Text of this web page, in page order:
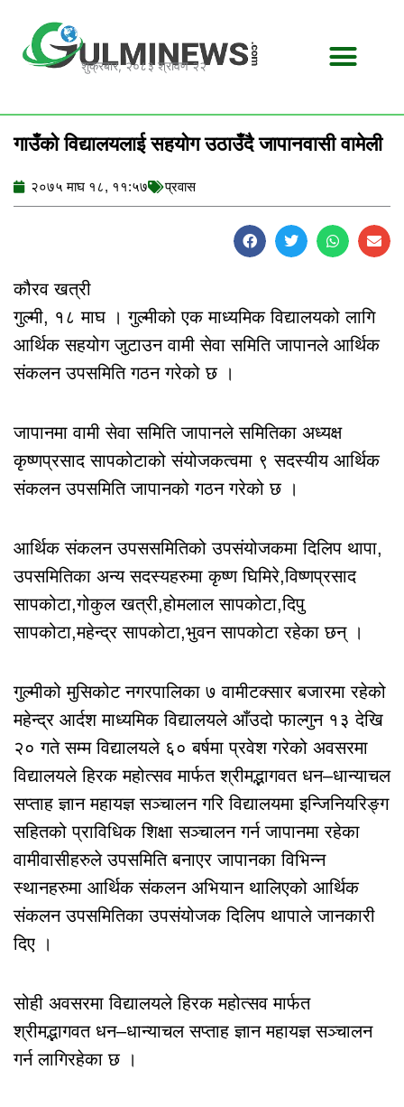
content
शुक्रबार, २०८३ श्रावण २२
गाउँको विद्यालयलाई सहयोग उठाउँदै जापानवासी वामेली
२०७५ माघ १८, ११:५७ प्रवास
कौरव खत्री
गुल्मी, १८ माघ । गुल्मीको एक माध्यमिक विद्यालयको लागि
आर्थिक सहयोग जुटाउन वामी सेवा समिति जापानले आर्थिक
संकलन उपसमिति गठन गरेको छ ।
जापानमा वामी सेवा समिति जापानले समितिका अध्यक्ष
कृष्णप्रसाद सापकोटाको संयोजकत्वमा ९ सदस्यीय आर्थिक
संकलन उपसमिति जापानको गठन गरेको छ ।
आर्थिक संकलन उपससमितिको उपसंयोजकमा दिलिप थापा,
उपसमितिका अन्य सदस्यहरुमा कृष्ण घिमिरे,विष्णप्रसाद
सापकोटा,गोकुल खत्री,होमलाल सापकोटा,दिपु
सापकोटा,महेन्द्र सापकोटा,भुवन सापकोटा रहेका छन् ।
गुल्मीको मुसिकोट नगरपालिका ७ वामीटक्सार बजारमा रहेको
महेन्द्र आर्दश माध्यमिक विद्यालयले आँउदो फाल्गुन १३ देखि
२० गते सम्म विद्यालयले ६० बर्षमा प्रवेश गरेको अवसरमा
विद्यालयले हिरक महोत्सव मार्फत श्रीमद्भागवत धन–धान्याचल
सप्ताह ज्ञान महायज्ञ सञ्चालन गरि विद्यालयमा इन्जिनियरिङ्ग
सहितको प्राविधिक शिक्षा सञ्चालन गर्न जापानमा रहेका
वामीवासीहरुले उपसमिति बनाएर जापानका विभिन्न
स्थानहरुमा आर्थिक संकलन अभियान थालिएको आर्थिक
संकलन उपसमितिका उपसंयोजक दिलिप थापाले जानकारी
दिए ।
सोही अवसरमा विद्यालयले हिरक महोत्सव मार्फत
श्रीमद्भागवत धन–धान्याचल सप्ताह ज्ञान महायज्ञ सञ्चालन
गर्न लागिरहेका छ ।